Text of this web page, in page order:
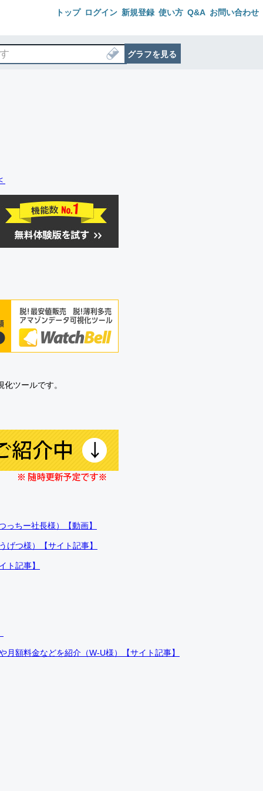
トップ ログイン 新規登録 使い方 Q&A お問い合わせ
グラフを見る
ツールです。
ちー社長様）【動画】
げつ様）【サイト記事】
ト記事】
額料金などを紹介（W-U様）【サイト記事】